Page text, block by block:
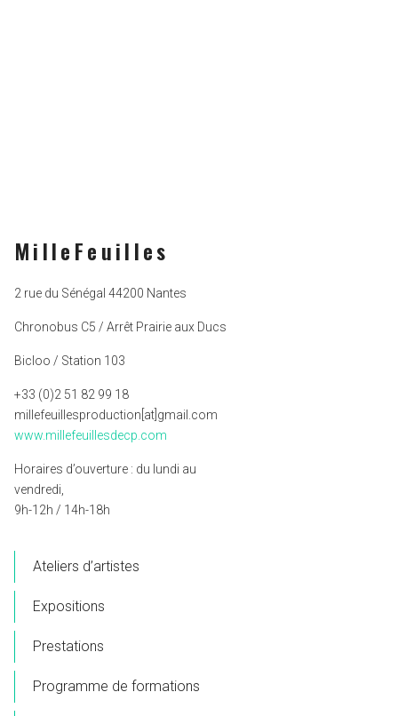
MilleFeuilles
2 rue du Sénégal 44200 Nantes
Chronobus C5 / Arrêt Prairie aux Ducs
Bicloo / Station 103
+33 (0)2 51 82 99 18
millefeuillesproduction[at]gmail.com
www.millefeuillesdecp.com
Horaires d’ouverture : du lundi au
vendredi,
9h-12h / 14h-18h
Ateliers d’artistes
Expositions
Prestations
Programme de formations